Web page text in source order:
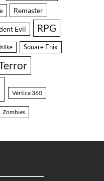
Remaster
Evil RPG
Square Enix
Vértice 360
Zombies